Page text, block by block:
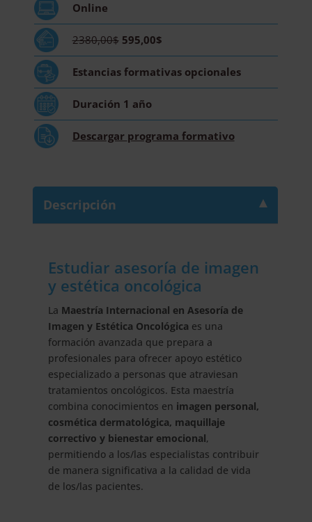
Oncológica
Diploma
por
de
Haya
Online
2380,00$ 595,00$
Estancias formativas opcionales
Duración 1 año
Descargar programa formativo
Descripción
Estudiar asesoría de imagen
y estética oncológica
La Maestría Internacional en Asesoría de
Imagen y Estética Oncológica es una
formación avanzada que prepara a
profesionales para ofrecer apoyo estético
especializado a personas que atraviesan
tratamientos oncológicos. Esta maestría
combina conocimientos en imagen personal,
cosmética dermatológica, maquillaje
correctivo y bienestar emocional,
permitiendo a los/las especialistas contribuir
de manera significativa a la calidad de vida
de los/las pacientes.